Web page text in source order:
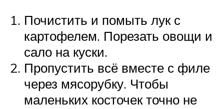
Почистить и помыть лук с
картофелем. Порезать овощи и
сало на куски.
Пропустить всё вместе с филе
через мясорубку. Чтобы
маленьких косточек точно не